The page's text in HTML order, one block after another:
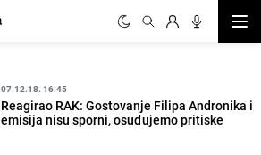
07.12.18. 16:45
Reagirao RAK: Gostovanje Filipa Andronika i
emisija nisu sporni, osuđujemo pritiske